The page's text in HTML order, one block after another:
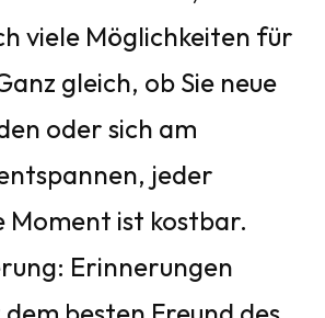
viele Möglichkeiten für
gleich, ob Sie neue
oder sich am
jeder
Moment ist kostbar.
Erinnerungen